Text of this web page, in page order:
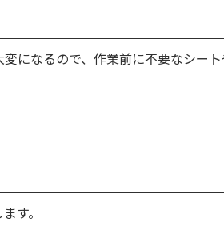
になるので、作業前に不要なシー
す。